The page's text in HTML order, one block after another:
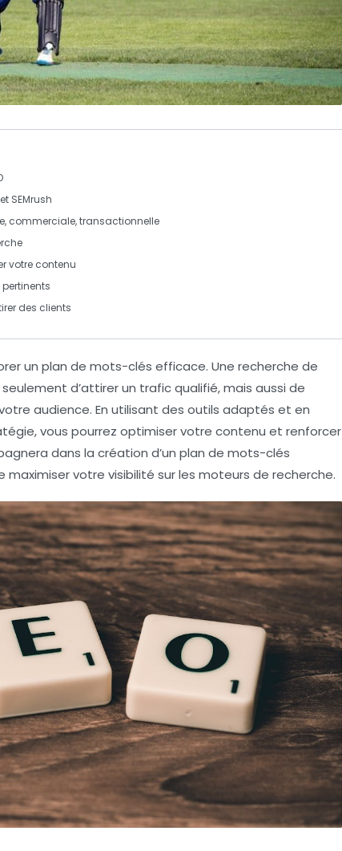
et SEMrush
commerciale, transactionnelle
votre contenu
des clients
un plan de mots-clés efficace. Une recherche de
d’attirer un trafic qualifié, mais aussi de
audience. En utilisant des outils adaptés et en
vous pourrez optimiser votre contenu et renforcer
dans la création d’un plan de mots-clés
votre visibilité sur les moteurs de recherche.